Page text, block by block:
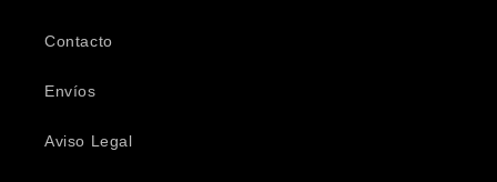
Contacto
Envíos
Aviso Legal